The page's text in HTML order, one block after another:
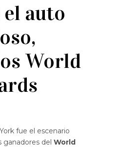
el auto
World
fue el escenario
ganadores del World